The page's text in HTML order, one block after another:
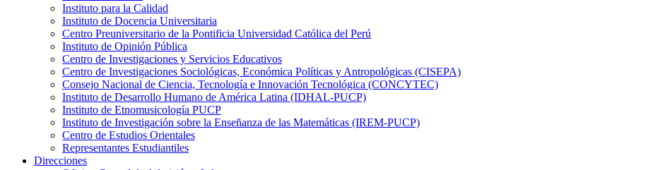
Instituto para la Calidad
Instituto de Docencia Universitaria
Centro Preuniversitario de la Pontificia Universidad Católica del Perú
Instituto de Opinión Pública
Centro de Investigaciones y Servicios Educativos
Centro de Investigaciones Sociológicas, Económica Políticas y Antropológicas (CISEPA)
Consejo Nacional de Ciencia, Tecnología e Innovación Tecnológica (CONCYTEC)
Instituto de Desarrollo Humano de América Latina (IDHAL-PUCP)
Instituto de Etnomusicología PUCP
Instituto de Investigación sobre la Enseñanza de las Matemáticas (IREM-PUCP)
Centro de Estudios Orientales
Representantes Estudiantiles
Direcciones